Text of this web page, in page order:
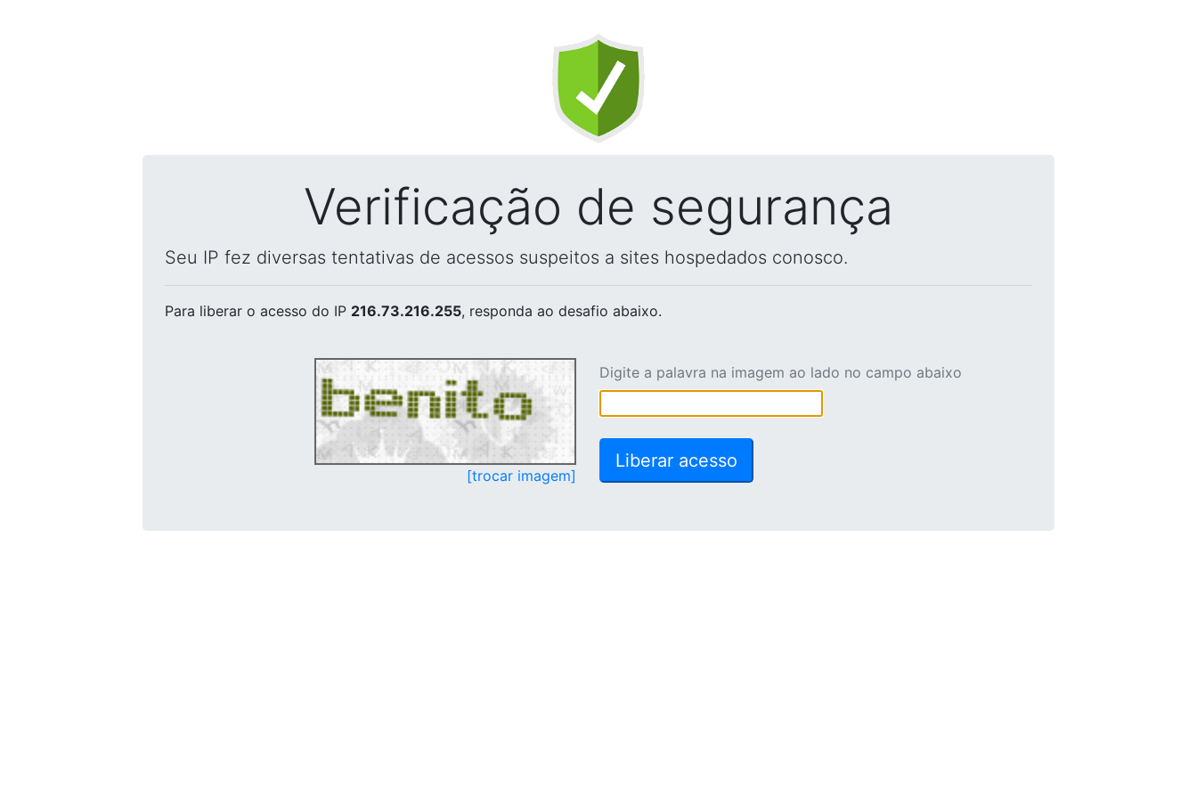
Verificação de segurança
Seu IP fez diversas tentativas de acessos suspeitos a sites hospedados conosco.
Para liberar o acesso do IP 216.73.216.255, responda ao desafio abaixo.
[trocar imagem]
Digite a palavra na imagem ao lado no campo abaixo